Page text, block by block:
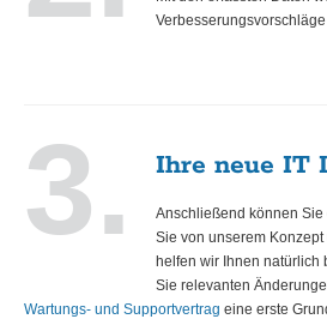
Verbesserungsvorschläge
3. Ihre neue IT
Anschließend können
Sie von unserem
helfen wir Ihnen natürlich
Sie relevanten
Wartungs- und Supportvertrag eine erste